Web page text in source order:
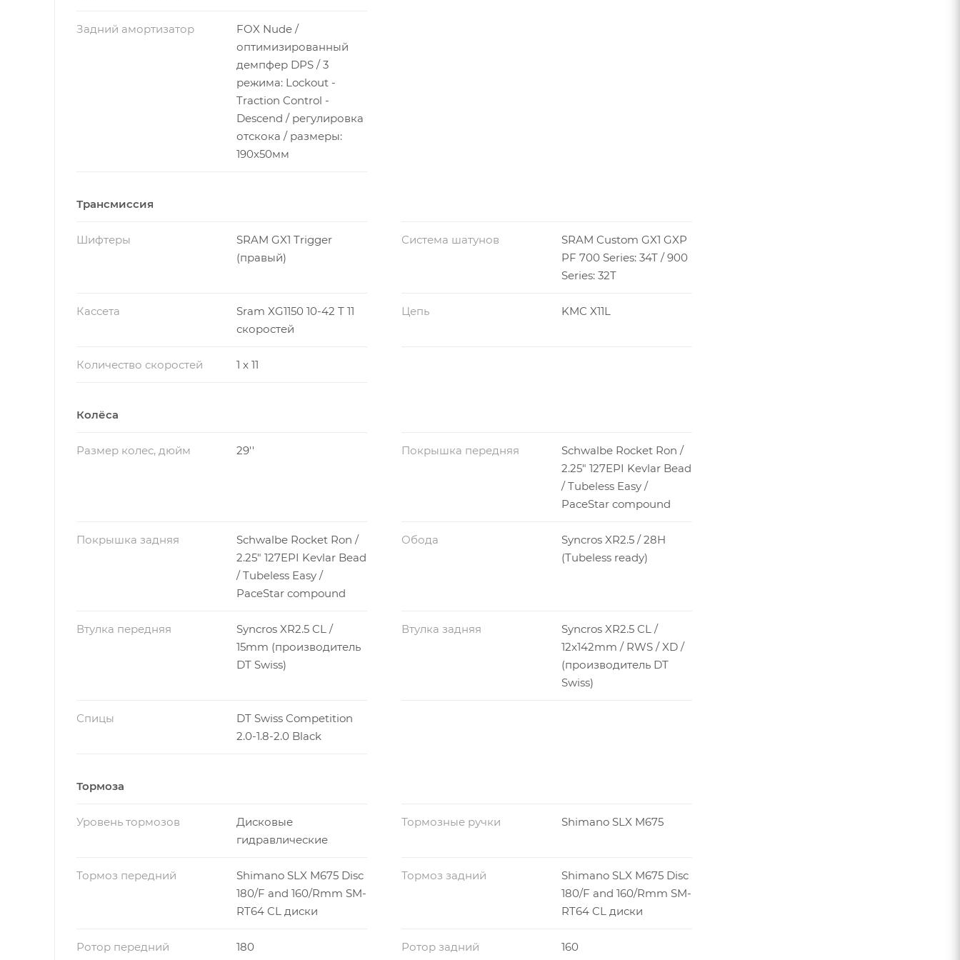
Задний амортизатор
FOX Nude /
оптимизированный
демпфер DPS / 3
режима: Lockout -
Traction Control -
Descend / регулировка
отскока / размеры:
190x50мм
Трансмиссия
Шифтеры
SRAM GX1 Trigger
(правый)
Система шатунов
SRAM Custom GX1 GXP
PF 700 Series: 34T / 900
Series: 32T
Кассета
Sram XG1150 10-42 T 11
скоростей
Цепь KMC X11L
Количество скоростей 1 x 11
Колёса
Размер колес, дюйм 29'' Покрышка передняя
Schwalbe Rocket Ron /
2.25" 127EPI Kevlar Bead
/ Tubeless Easy /
PaceStar compound
Покрышка задняя
Schwalbe Rocket Ron /
2.25" 127EPI Kevlar Bead
/ Tubeless Easy /
PaceStar compound
Обода
Syncros XR2.5 / 28H
(Tubeless ready)
Втулка передняя
Syncros XR2.5 CL /
15mm (производитель
DT Swiss)
Втулка задняя
Syncros XR2.5 CL /
12x142mm / RWS / XD /
(производитель DT
Swiss)
Спицы
DT Swiss Competition
2.0-1.8-2.0 Black
Тормоза
Уровень тормозов
Дисковые
гидравлические
Тормозные ручки Shimano SLX M675
Тормоз передний
Shimano SLX M675 Disc
180/F and 160/Rmm SM-
RT64 CL диски
Тормоз задний
Shimano SLX M675 Disc
180/F and 160/Rmm SM-
RT64 CL диски
Ротор передний 180 Ротор задний 160